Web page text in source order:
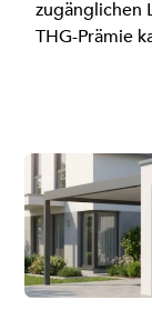
zugänglichen
THG-Prämie